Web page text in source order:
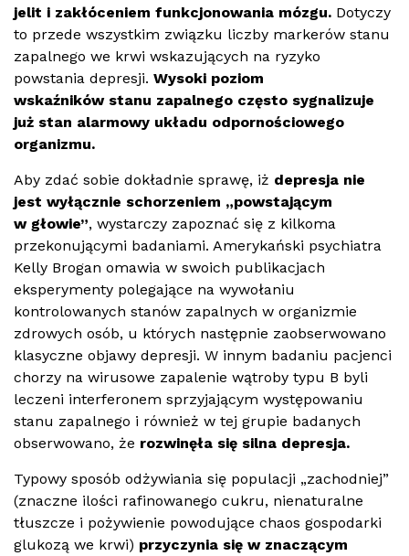
jelit i zakłóceniem funkcjonowania mózgu. Dotyczy
to przede wszystkim związku liczby markerów stanu
zapalnego we krwi wskazujących na ryzyko
powstania depresji. Wysoki poziom
wskaźników stanu zapalnego często sygnalizuje
już stan alarmowy układu odpornościowego
organizmu.
Aby zdać sobie dokładnie sprawę, iż depresja nie
jest wyłącznie schorzeniem „powstającym
w głowie”, wystarczy zapoznać się z kilkoma
przekonującymi badaniami. Amerykański psychiatra
Kelly Brogan omawia w swoich publikacjach
eksperymenty polegające na wywołaniu
kontrolowanych stanów zapalnych w organizmie
zdrowych osób, u których następnie zaobserwowano
klasyczne objawy depresji. W innym badaniu pacjenci
chorzy na wirusowe zapalenie wątroby typu B byli
leczeni interferonem sprzyjającym występowaniu
stanu zapalnego i również w tej grupie badanych
obserwowano, że rozwinęła się silna depresja.
Typowy sposób odżywiania się populacji „zachodniej”
(znaczne ilości rafinowanego cukru, nienaturalne
tłuszcze i pożywienie powodujące chaos gospodarki
glukozą we krwi) przyczynia się w znaczącym